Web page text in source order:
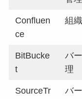
Confluen
ce
組
BitBucke
t
バ
理
SourceTr
バ